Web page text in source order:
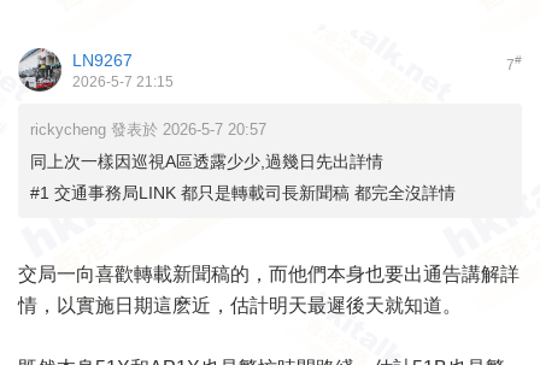
7#
LN9267
2026-5-7 21:15
rickycheng 發表於 2026-5-7 20:57
同上次一樣因巡視A區透露少少,過幾日先出詳情
#1 交通事務局LINK 都只是轉載司長新聞稿 都完全沒詳情
交局一向喜歡轉載新聞稿的，而他們本身也要出通告講解詳
情，以實施日期這麽近，估計明天最遲後天就知道。